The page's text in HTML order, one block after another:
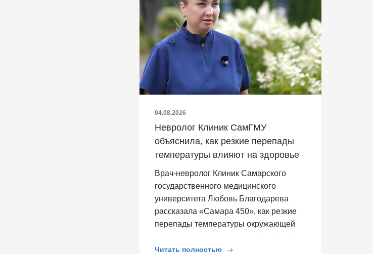
04.08.2026
Невролог Клиник СамГМУ
объяснила, как резкие перепады
температуры влияют на здоровье
Врач-невролог Клиник Самарского
государственного медицинского
университета Любовь Благодарева
рассказала «Самара 450», как резкие
перепады температуры окружающей
Читать полностью